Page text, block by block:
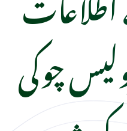
چوکی